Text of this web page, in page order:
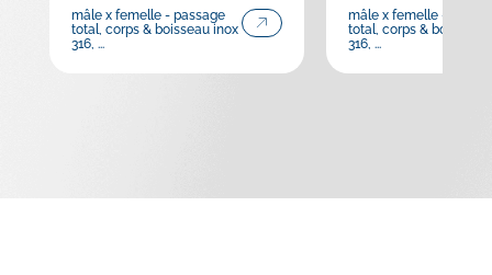
mâle x femelle - passage
total, corps & boisseau inox
316, ...
mâle x femelle -
total, corps & boisseau
316, ...